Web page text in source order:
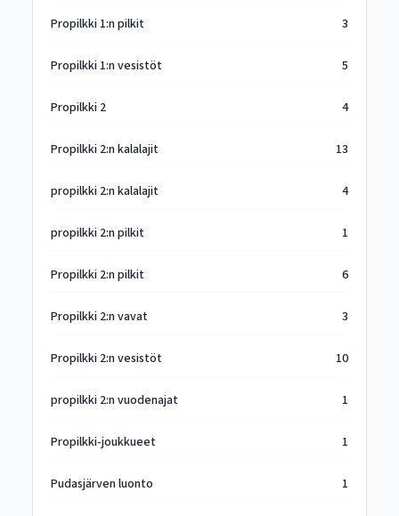
Propilkki 1:n pilkit 3
Propilkki 1:n vesistöt 5
Propilkki 2 4
Propilkki 2:n kalalajit 13
propilkki 2:n kalalajit 4
propilkki 2:n pilkit 1
Propilkki 2:n pilkit 6
Propilkki 2:n vavat 3
Propilkki 2:n vesistöt 10
propilkki 2:n vuodenajat 1
Propilkki-joukkueet 1
Pudasjärven luonto 1